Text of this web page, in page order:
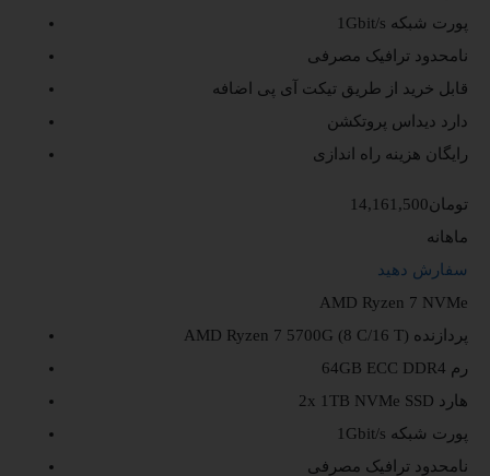
1Gbit/s پورت شبکه
نامحدود ترافیک مصرفی
قابل خرید از طریق تیکت آی پی اضافه
دارد دیداس پروتکشن
رایگان هزینه راه اندازی
14,161,500تومان
ماهانه
سفارش دهید
AMD Ryzen 7 NVMe
AMD Ryzen 7 5700G (8 C/16 T) پردازنده
64GB ECC DDR4 رم
2x 1TB NVMe SSD هارد
1Gbit/s پورت شبکه
نامحدود ترافیک مصرفی